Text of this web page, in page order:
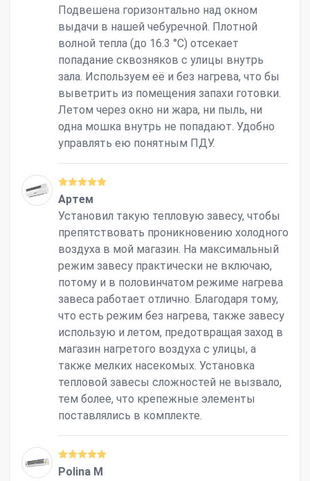
Подвешена горизонтально над окном
выдачи в нашей чебуречной. Плотной
волной тепла (до 16.3 °С) отсекает
попадание сквозняков с улицы внутрь
зала. Используем её и без нагрева, что бы
выветрить из помещения запахи готовки.
Летом через окно ни жара, ни пыль, ни
одна мошка внутрь не попадают. Удобно
управлять ею понятным ПДУ.
Артем
Установил такую тепловую завесу, чтобы
препятствовать проникновению холодного
воздуха в мой магазин. На максимальный
режим завесу практически не включаю,
потому и в половинчатом режиме нагрева
завеса работает отлично. Благодаря тому,
что есть режим без нагрева, также завесу
использую и летом, предотвращая заход в
магазин нагретого воздуха с улицы, а
также мелких насекомых. Установка
тепловой завесы сложностей не вызвало,
тем более, что крепежные элементы
поставлялись в комплекте.
Polina M